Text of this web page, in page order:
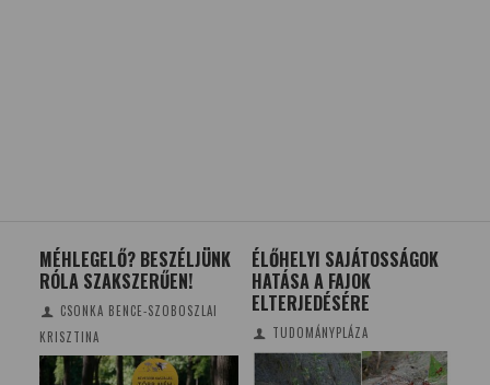
MÉHLEGELŐ? BESZÉLJÜNK
RÓLA SZAKSZERŰEN!
CSONKA BENCE-SZOBOSZLAI
KRISZTINA
ÉLŐHELYI SAJÁTOSSÁGOK
HATÁSA A FAJOK
ELTERJEDÉSÉRE
TUDOMÁNYPLÁZA